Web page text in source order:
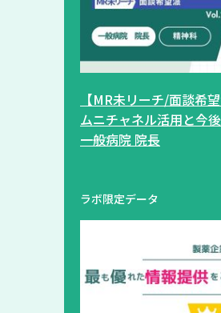
【MR未リーチ/面談希
ムニチャネル活用と今
一般病院 院長
ラボ限定データ